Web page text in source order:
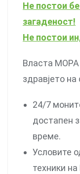
Не постои
загаденост!
Не постои
Власта МОРА
здравјето на
24/7
достапен
време.
Условите
техники